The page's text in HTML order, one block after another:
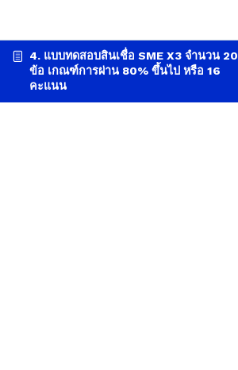
4. แบบทดสอบสินเชื่อ SME X3 จำนวน 20
ข้อ เกณฑ์การผ่าน 80% ขึ้นไป หรือ 16
คะแนน